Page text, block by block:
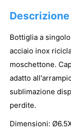
Descrizione
Bottiglia a
acciaio inox
moschettone.
adatto
sublimazione
perdite.
Dimensioni: